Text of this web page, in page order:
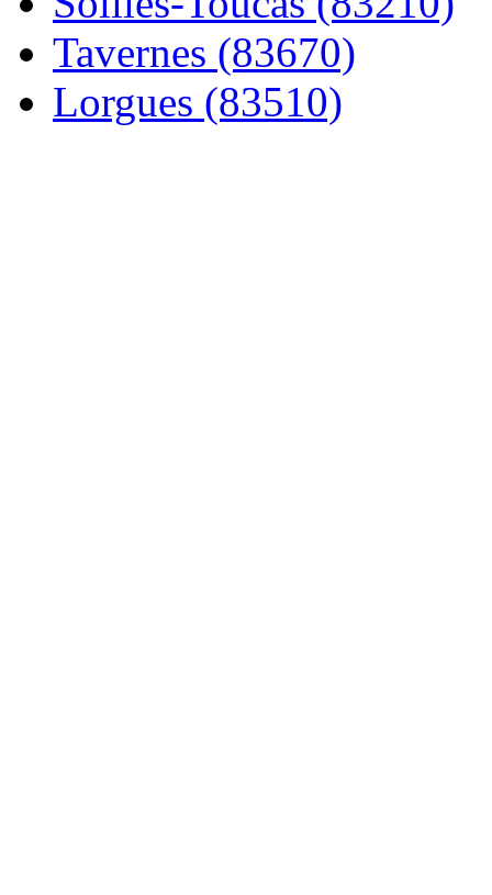
Tavernes (83670)
Lorgues (83510)